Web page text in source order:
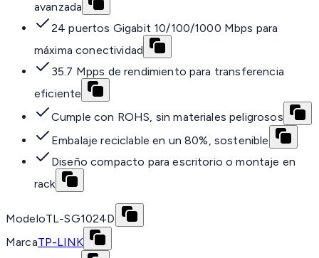
avanzada
24 puertos Gigabit 10/100/1000 Mbps para
máxima conectividad
35.7 Mpps de rendimiento para transferencia
eficiente
Cumple con ROHS, sin materiales peligrosos
Embalaje reciclable en un 80%, sostenible
Diseño compacto para escritorio o montaje en
rack
ModeloTL-SG1024D
MarcaTP-LINK